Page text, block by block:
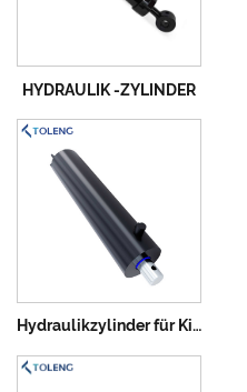
HYDRAULIK -ZYLINDER
Hydraulikzylinder für Kippanhänger